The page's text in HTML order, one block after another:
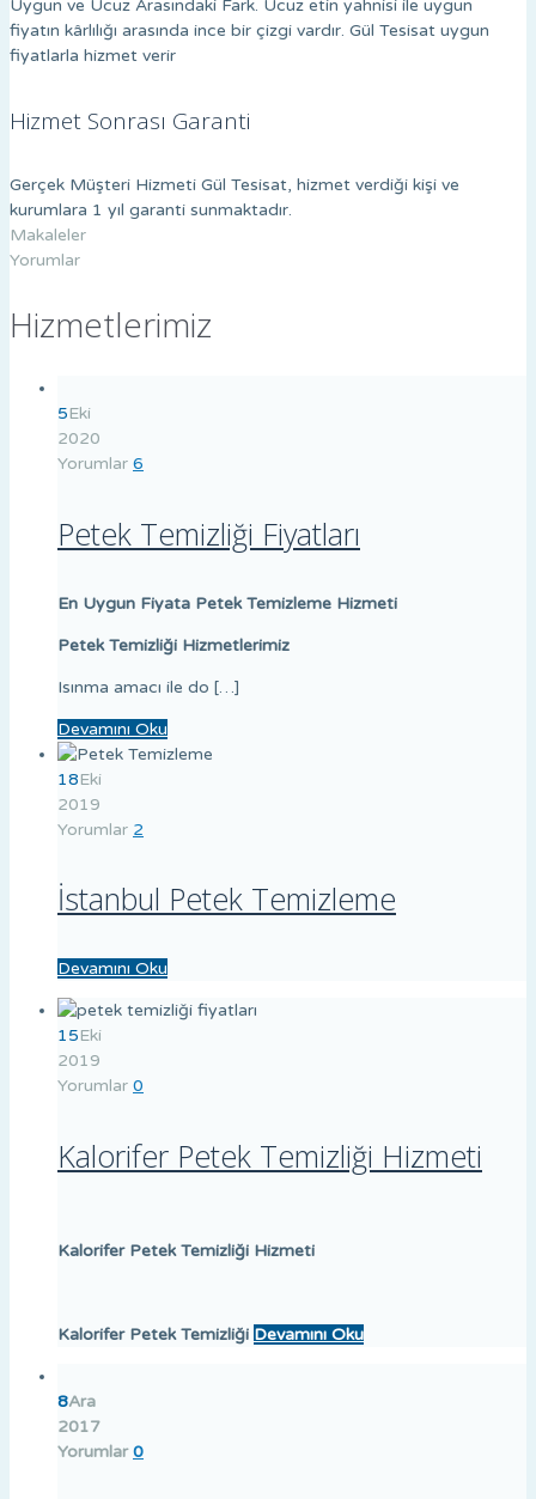
Uygun ve Ucuz Arasındaki Fark. Ucuz etin yahnisi ile uygun
fiyatın kârlılığı arasında ince bir çizgi vardır. Gül Tesisat uygun
fiyatlarla hizmet verir
Hizmet Sonrası Garanti
Gerçek Müşteri Hizmeti Gül Tesisat, hizmet verdiği kişi ve
kurumlara 1 yıl garanti sunmaktadır.
Makaleler
Yorumlar
Hizmetlerimiz
5Eki
2020
Yorumlar 6
Petek Temizliği Fiyatları
En Uygun Fiyata Petek Temizleme Hizmeti
Petek Temizliği Hizmetlerimiz
Isınma amacı ile do […]
Devamını Oku
18Eki
2019
Yorumlar 2
İstanbul Petek Temizleme
Devamını Oku
15Eki
2019
Yorumlar 0
Kalorifer Petek Temizliği Hizmeti
Kalorifer Petek Temizliği Hizmeti
Kalorifer Petek Temizliği Devamını Oku
8Ara
2017
Yorumlar0